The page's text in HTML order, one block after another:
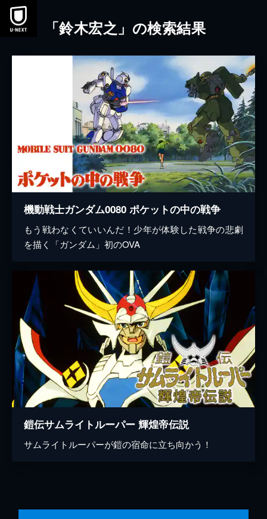
本文へスキップ
「鈴木宏之」の検索結果
機動戦士ガンダム0080 ポケットの中の戦争
もう戦わなくていいんだ！少年が体験した戦争の悲劇
を描く「ガンダム」初のOVA
鎧伝サムライトルーパー 輝煌帝伝説
サムライトルーパーが鎧の宿命に立ち向かう！